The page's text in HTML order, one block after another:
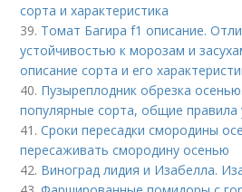
сорта и характеристика
39. Томат Багира f1 описание.
устойчивостью к морозам и
описание сорта и его
40. Пузыреплодник обрезка
популярные сорта, общие правила
41.Сроки пересадки смородины
пересаживать смородину осенью
42. Виноград лидия и Изабелла.